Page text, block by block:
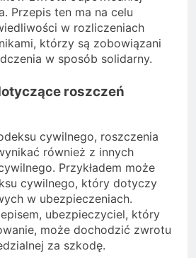
Przepis ten ma na celu
w rozliczeniach
którzy są zobowiązani
w sposób solidarny.
roszczeń
cywilnego, roszczenia
również z innych
Przykładem może
cywilnego, który dotyczy
w ubezpieczeniach.
ubezpieczyciel, który
może dochodzić zwrotu
za szkodę.